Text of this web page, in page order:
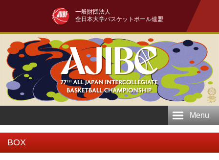
一般財団法人
全日本大学バスケットボール連盟
Menu
BOX